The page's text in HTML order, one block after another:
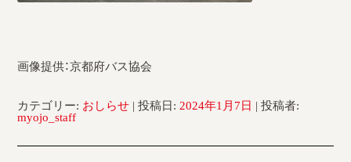
画像提供：京都府バス協会
カテゴリー: おしらせ | 投稿日: 2024年1月7日 |投稿者:
myojo_staff